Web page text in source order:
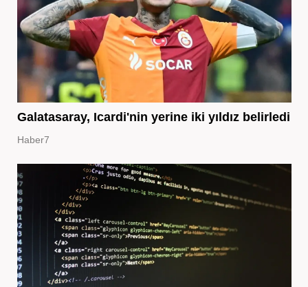
Galatasaray, Icardi'nin yerine iki yıldız belirledi
Haber7